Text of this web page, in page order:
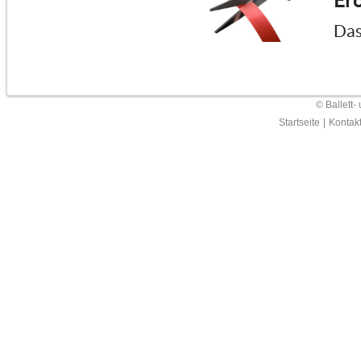
© Ballett-
Startseite
Kontakt